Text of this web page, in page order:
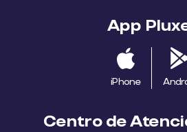
App
iPhone
Centro de